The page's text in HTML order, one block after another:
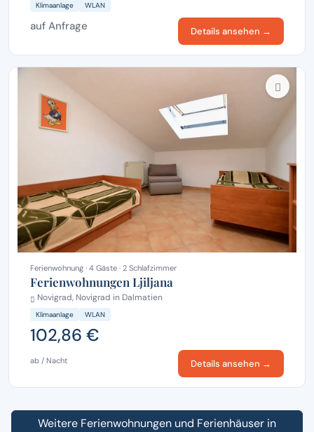
Klimaanlage WLAN
auf Anfrage Details ansehen →
Ferienwohnung · 4 Gäste · 2 Schlafzimmer
Ferienwohnungen Ljiljana
Novigrad, Novigrad in Dalmatien
Klimaanlage WLAN
102,86 €
ab / Nacht Details ansehen →
Weitere Ferienwohnungen und Ferienhäuser in